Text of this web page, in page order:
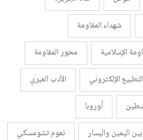
شهداء المقاومة
الإسلامية
محور المقاومة
التطبيع الإلكتروني
الأدب العبري
أوروبا
اليمين واليسار
نعوم تشومسكي